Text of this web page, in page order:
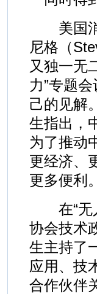
美国消
尼格（
又独一无
力”专题
己的见解
生指出，
为了推动
更经济、
更多便利。
在“无人
协会技术
生主持了
应用、技
合作伙伴